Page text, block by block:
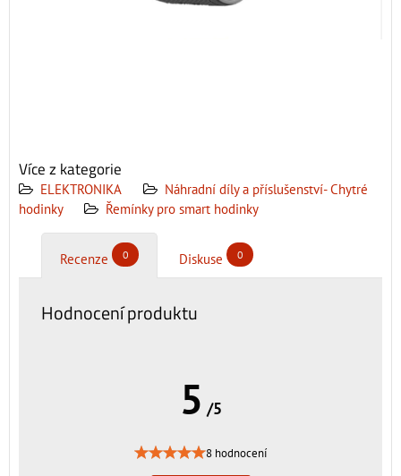
Více z kategorie
ELEKTRONIKA
Náhradní díly a příslušenství- Chytré
hodinky
Řemínky pro smart hodinky
Recenze 0 Diskuse 0
Hodnocení produktu
5 /5
8 hodnocení